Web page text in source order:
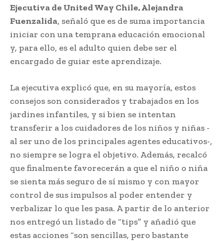
Ejecutiva de United Way Chile, Alejandra
Fuenzalida, señaló que es de suma importancia
iniciar con una temprana educación emocional
y, para ello, es el adulto quien debe ser el
encargado de guiar este aprendizaje.
La ejecutiva explicó que, en su mayoría, estos
consejos son considerados y trabajados en los
jardines infantiles, y si bien se intentan
transferir a los cuidadores de los niños y niñas -
al ser uno de los principales agentes educativos-,
no siempre se logra el objetivo. Además, recalcó
que finalmente favorecerán a que el niño o niña
se sienta más seguro de sí mismo y con mayor
control de sus impulsos al poder entender y
verbalizar lo que les pasa. A partir de lo anterior
nos entregó un listado de “tips” y añadió que
estas acciones “son sencillas, pero bastante